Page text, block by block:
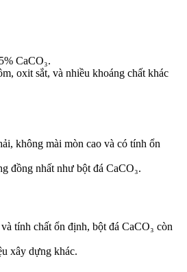
CaCO₃.
oxit sắt, và nhiều khoáng chất khác
không mài mòn cao và có tính ổn
đồng nhất như bột đá CaCO₃.
tính chất ổn định, bột đá CaCO₃ còn
xây dựng khác.